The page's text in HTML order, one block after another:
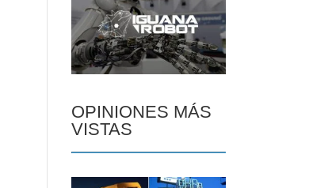
OPINIONES MÁS
VISTAS